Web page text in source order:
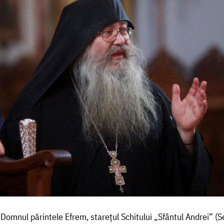
părintele Efrem, starețul Schitului „Sfântul Andrei”